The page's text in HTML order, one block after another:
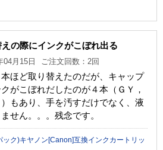
の際にインクがこぼれ出る
04月15日 ご注文回数：2回
ほど取り替えたのだが、キャップ
がこぼれだしたのが４本（ＧＹ，
もあり、手を汚すだけでなく、液
せん。。。残念です。
ック)キヤノン[Canon]互換インクカートリッ